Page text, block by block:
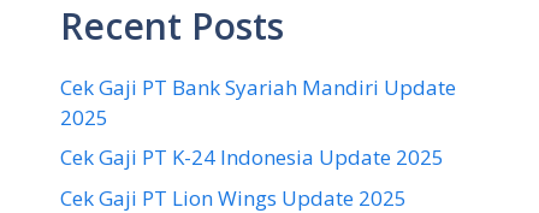
Recent Posts
Cek Gaji PT Bank Syariah Mandiri Update
2025
Cek Gaji PT K-24 Indonesia Update 2025
Cek Gaji PT Lion Wings Update 2025